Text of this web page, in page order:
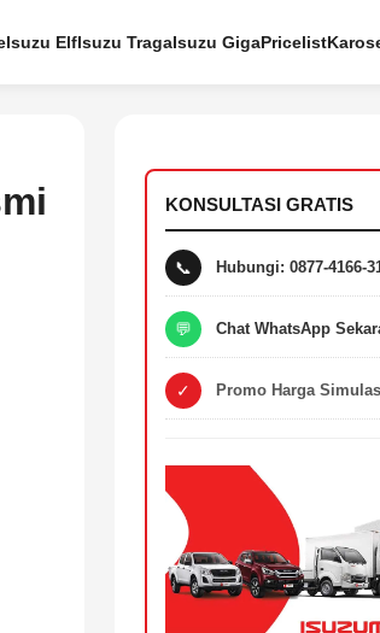
Isuzu ElfIsuzu TragaIsuzu GigaPricelist
KONSULTASI GRATIS
📞 Hubungi: 0877-4166-
💬 Chat WhatsApp
✓ Promo Harga